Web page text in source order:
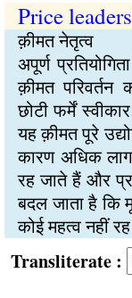
Price
क़ीमत नेतृत्व
अपूर्ण
क़ीमत परिवर्तन
छोटी फर्में
यह क़ीमत पूरे
कारण अधिक
रह जाते हैं और
बदल जाता है कि
कोई महत्व नहीं
: